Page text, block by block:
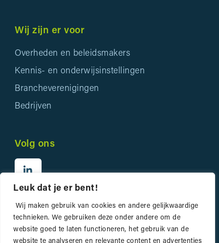
Leuk dat je er bent!
Wij maken gebruik van cookies en andere gelijkwaardige
technieken. We gebruiken deze onder andere om de
website goed te laten functioneren, het gebruik van de
website te analyseren en relevante content en advertenties
Wij zijn er voor
Overheden en beleidsmakers
Kennis- en onderwijsinstellingen
Brancheverenigingen
Bedrijven
Volg ons